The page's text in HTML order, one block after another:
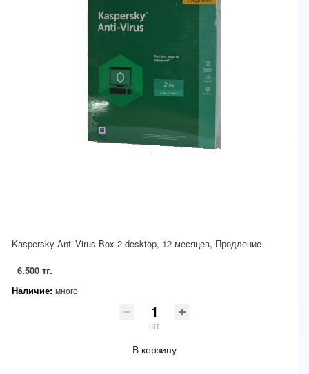
Kaspersky Anti-Virus Box 2-desktop, 12 месяцев, Продление
6.500 тг.
Наличие: много
шт
В корзину